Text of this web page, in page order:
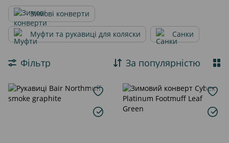
Зимові конверти
Муфти та рукавиці для коляски Санки
Фільтр За популярністю